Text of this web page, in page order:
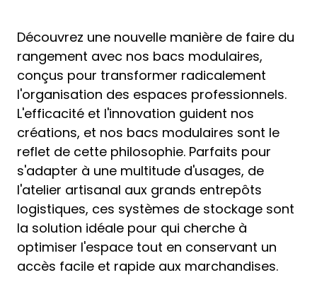
Découvrez une nouvelle manière de faire du
rangement avec nos bacs modulaires,
conçus pour transformer radicalement
l'organisation des espaces professionnels.
L'efficacité et l'innovation guident nos
créations, et nos bacs modulaires sont le
reflet de cette philosophie. Parfaits pour
s'adapter à une multitude d'usages, de
l'atelier artisanal aux grands entrepôts
logistiques, ces systèmes de stockage sont
la solution idéale pour qui cherche à
optimiser l'espace tout en conservant un
accès facile et rapide aux marchandises.